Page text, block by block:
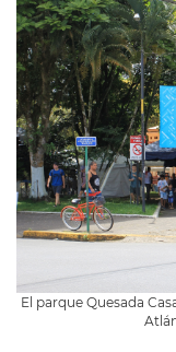
El parque Quesada